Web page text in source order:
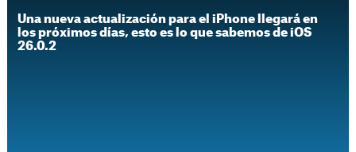
Una nueva actualización para el iPhone llegará en
los próximos días, esto es lo que sabemos de iOS
26.0.2